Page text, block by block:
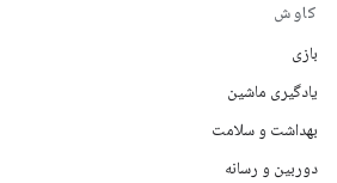
کاوش
بازی
یادگیری ماشین
بهداشت و سلامت
دوربین و رسانه